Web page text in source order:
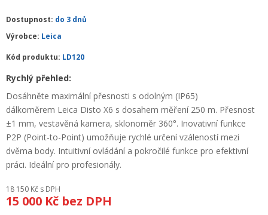
ARCHIV PŘÍSTROJŮ
PŘÍSLUŠENSTVÍ K PŘÍSTROJŮM
NIVELACE MINIBAGRŮ A RYPADEL
GEODETICKÝ A CAD SOFTWARE
OBCHODNÍ PODMÍNKY SPOLEČNOSTI GEOPEN, S.R.O.
SERVIS A KALIBRACE
INDIVIDUÁLNÍ PORADENSTVÍ
Dostupnost: do 3 dnů
Výrobce: Leica
Kód produktu: LD120
Rychlý přehled:
Dosáhněte maximální přesnosti s odolným (IP65)
dálkoměrem Leica Disto X6 s dosahem měření 250 m. Přesnost
±1 mm, vestavěná kamera, sklonoměr 360°. Inovativní funkce
P2P (Point-to-Point) umožňuje rychlé určení vzáleností mezi
dvěma body. Intuitivní ovládání a pokročilé funkce pro efektivní
práci. Ideální pro profesionály.
18 150 Kč s DPH
15 000 Kč bez DPH